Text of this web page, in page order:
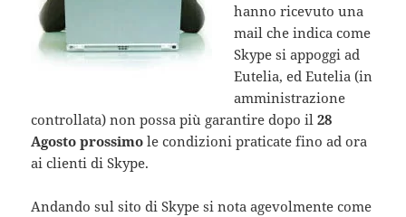
hanno ricevuto una
mail che indica come
Skype si appoggi ad
Eutelia, ed Eutelia (in
amministrazione
controllata) non possa più garantire dopo il28
Agosto prossimo le condizioni praticate fino ad ora
ai clienti di Skype.
Andando sul sito di Skype si nota agevolmente come